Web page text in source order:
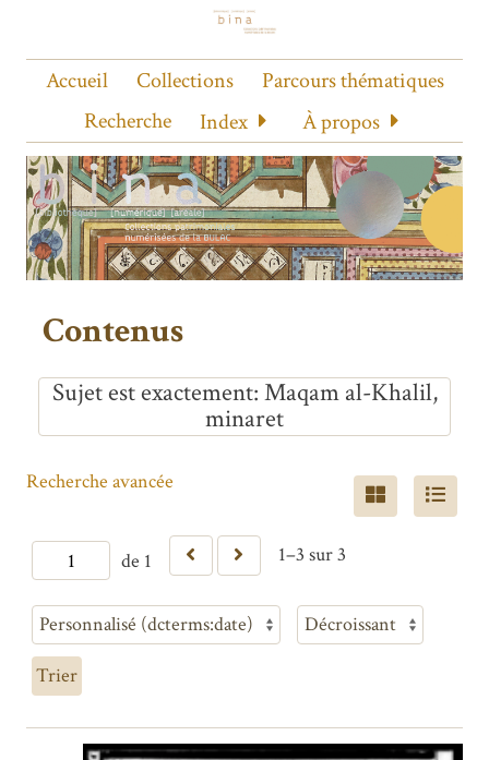
Accueil Collections
Parcours thématiques
Recherche
Index À propos
Contenus
Sujet est exactement Maqam al-Khalil,
minaret
de 1 1–3 sur 3
Recherche avancée
Trier